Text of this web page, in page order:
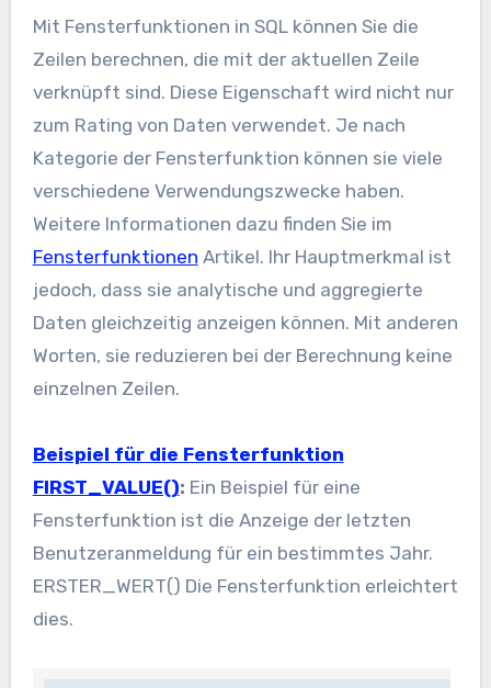
Mit Fensterfunktionen in SQL können Sie die
Zeilen berechnen, die mit der aktuellen Zeile
verknüpft sind. Diese Eigenschaft wird nicht nur
zum Rating von Daten verwendet. Je nach
Kategorie der Fensterfunktion können sie viele
verschiedene Verwendungszwecke haben.
Weitere Informationen dazu finden Sie im
Fensterfunktionen Artikel. Ihr Hauptmerkmal ist
jedoch, dass sie analytische und aggregierte
Daten gleichzeitig anzeigen können. Mit anderen
Worten, sie reduzieren bei der Berechnung keine
einzelnen Zeilen.
Beispiel für die Fensterfunktion
FIRST_VALUE(): Ein Beispiel für eine
Fensterfunktion ist die Anzeige der letzten
Benutzeranmeldung für ein bestimmtes Jahr.
ERSTER_WERT() Die Fensterfunktion erleichtert
dies.